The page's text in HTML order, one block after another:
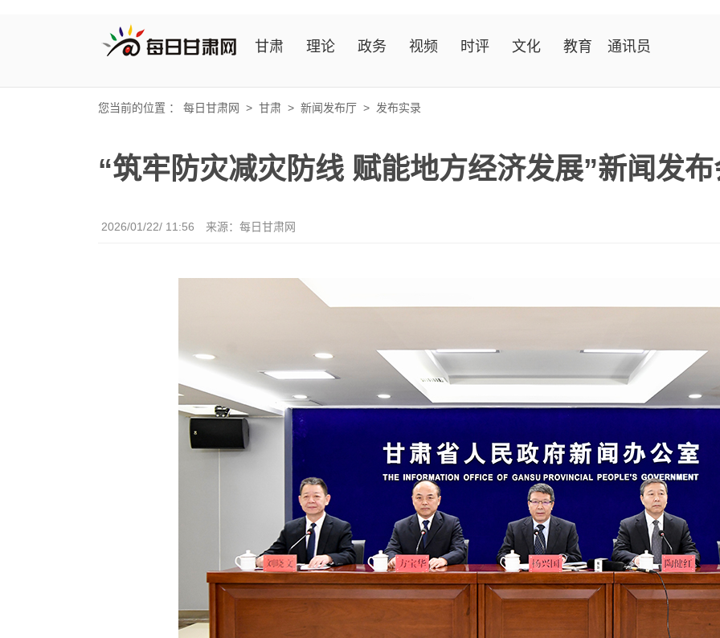
甘肃 理论 政务 视频 时评 文化 教育 通讯员
您当前的位置 ： 每日甘肃网 > 甘肃 > 新闻发布厅 > 发布实录
“筑牢防灾减灾防线 赋能地方经济发展”新闻发
2026/01/22/ 11:56 来源： 每日甘肃网